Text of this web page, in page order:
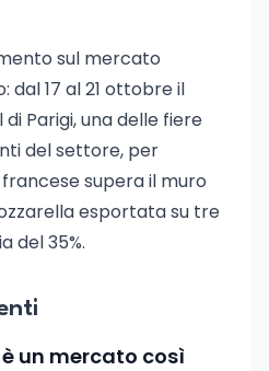
sul mercato
dal 17 al 21 ottobre il
Parigi, una delle fiere
del settore, per
supera il muro
esportata su tre
del 35%.
un mercato così